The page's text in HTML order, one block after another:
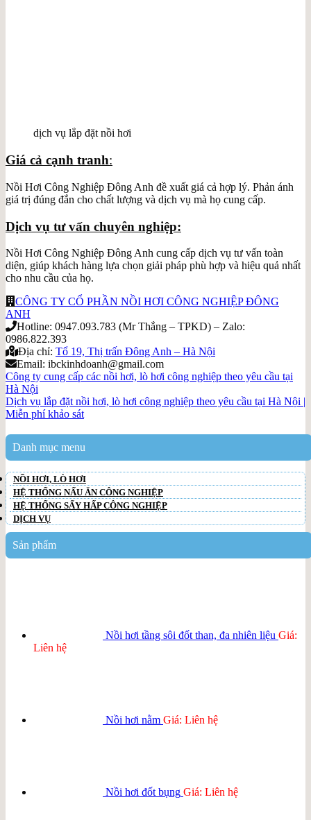
dịch vụ lắp đặt nồi hơi
Giá cả cạnh tranh:
Nồi Hơi Công Nghiệp Đông Anh đề xuất giá cả hợp lý. Phản ánh
giá trị đúng đắn cho chất lượng và dịch vụ mà họ cung cấp.
Dịch vụ tư vấn chuyên nghiệp:
Nồi Hơi Công Nghiệp Đông Anh cung cấp dịch vụ tư vấn toàn
diện, giúp khách hàng lựa chọn giải pháp phù hợp và hiệu quả nhất
cho nhu cầu của họ.
CÔNG TY CỔ PHẦN NỒI HƠI CÔNG NGHIỆP ĐÔNG
ANH
Hotline: 0947.093.783 (Mr Thắng – TPKD) – Zalo:
0986.822.393
Địa chỉ: Tổ 19, Thị trấn Đông Anh – Hà Nội
Email: ibckinhdoanh@gmail.com
Công ty cung cấp các nồi hơi, lò hơi công nghiệp theo yêu cầu tại
Hà Nội
Dịch vụ lắp đặt nồi hơi, lò hơi công nghiệp theo yêu cầu tại Hà Nội |
Miễn phí khảo sát
Danh mục menu
NỒI HƠI, LÒ HƠI
HỆ THỐNG NẤU ĂN CÔNG NGHIỆP
HỆ THỐNG SẤY HẤP CÔNG NGHIỆP
DỊCH VỤ
Sản phẩm
Nồi hơi tầng sôi đốt than, đa nhiên liệu Giá:
Liên hệ
Nồi hơi nằm Giá: Liên hệ
Nồi hơi đốt bụng Giá: Liên hệ